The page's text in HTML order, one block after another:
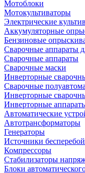
Мотоблоки
Мотокультиваторы
Электрические
Аккумуляторные
Бензиновые
Сварочные аппараты
Сварочные аппараты
Сварочные маски
Инверторные
Сварочные
Инверторные
Инверторные
Автоматические
Автотрансформаторы
Генераторы
Источники
Компрессоры
Стабилизаторы
Блоки